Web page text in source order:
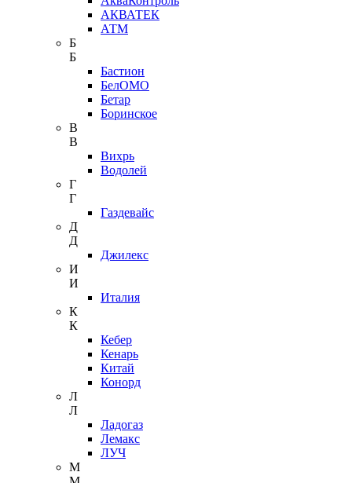
АКВАТЕК
АТМ
Б
Б
Бастион
БелОМО
Бетар
Боринское
В
В
Вихрь
Водолей
Г
Г
Газдевайс
Д
Д
Джилекс
И
И
Италия
К
К
Кебер
Кенарь
Китай
Конорд
Л
Л
Ладогаз
Лемакс
ЛУЧ
М